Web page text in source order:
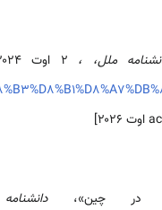
ملل، ،
پکن در چین»،